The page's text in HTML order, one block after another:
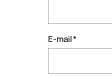
E-mail*